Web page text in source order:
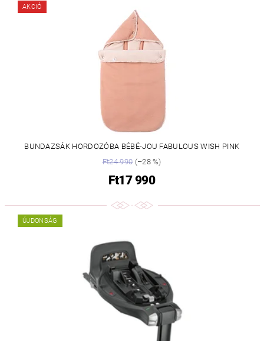
AKCIÓ
BUNDAZSÁK HORDOZÓBA BÉBÉ-JOU FABULOUS WISH PINK
Ft24 990(–28 %)
Ft17 990
ÚJDONSÁG